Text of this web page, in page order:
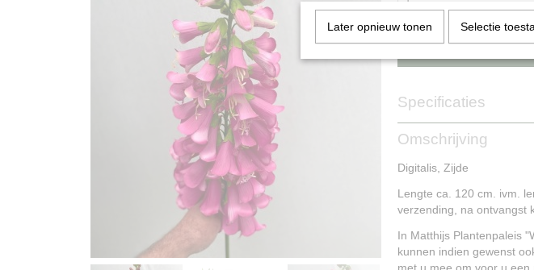
Specificaties
Productcode
Omschrijving
Digitalis, Zijde
Lengte ca. 120 cm. ivm.
verzending, na ontvangst
In Matthijs Plantenpaleis
kunnen indien gewenst
Later opnieuw tonen Selectie